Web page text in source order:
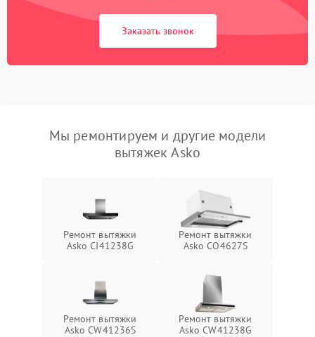
Заказать звонок
Мы ремонтируем и другие модели
вытяжек Asko
Ремонт вытяжки
Asko CI41238G
Ремонт вытяжки
Asko CO4627S
Ремонт вытяжки
Asko CW41236S
Ремонт вытяжки
Asko CW41238G